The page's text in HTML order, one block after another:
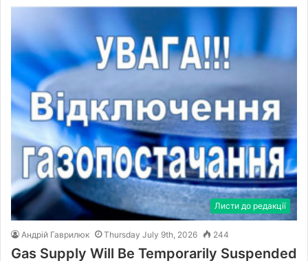
Листи до редакції
Андрій Гаврилюк Thursday July 9th, 2026 244
Gas Supply Will Be Temporarily Suspended